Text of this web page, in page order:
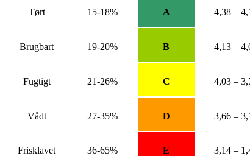
Tørt 15-18% A 4,38 –
Brugbart 19-20% B 4,13 –
Fugtigt 21-26% C 4,03 –
Vådt 27-35% D 3,66 –
Frisklavet 36-65% E 3,14 –